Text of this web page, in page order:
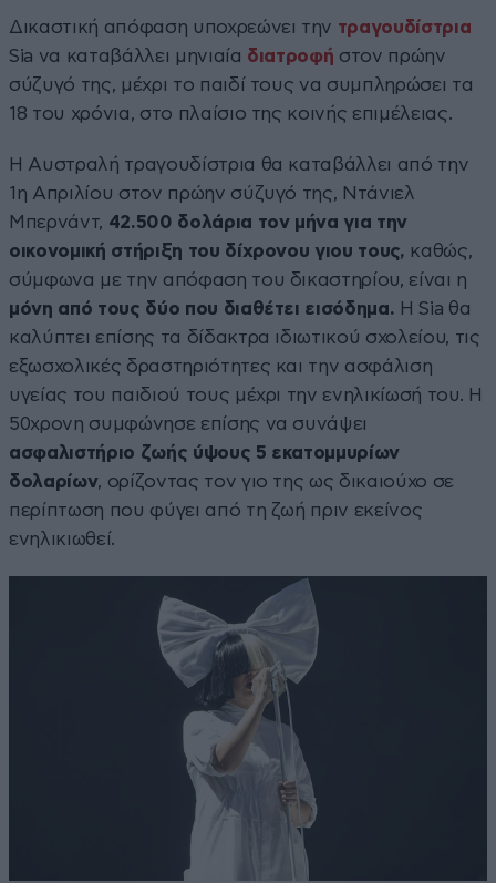
Δικαστική απόφαση υποχρεώνει την τραγουδίστρια
Sia να καταβάλλει μηνιαία διατροφή στον πρώην
σύζυγό της, μέχρι το παιδί τους να συμπληρώσει τα
18 του χρόνια, στο πλαίσιο της κοινής επιμέλειας.
Η Αυστραλή τραγουδίστρια θα καταβάλλει από την
1η Απριλίου στον πρώην σύζυγό της, Ντάνιελ
Μπερνάντ, 42.500 δολάρια τον μήνα για την
οικονομική στήριξη του δίχρονου γιου τους, καθώς,
σύμφωνα με την απόφαση του δικαστηρίου, είναι η
μόνη από τους δύο που διαθέτει εισόδημα. Η Sia θα
καλύπτει επίσης τα δίδακτρα ιδιωτικού σχολείου, τις
εξωσχολικές δραστηριότητες και την ασφάλιση
υγείας του παιδιού τους μέχρι την ενηλικίωσή του. H
50χρονη συμφώνησε επίσης να συνάψει
ασφαλιστήριο ζωής ύψους 5 εκατομμυρίων
δολαρίων, ορίζοντας τον γιο της ως δικαιούχο σε
περίπτωση που φύγει από τη ζωή πριν εκείνος
ενηλικιωθεί.